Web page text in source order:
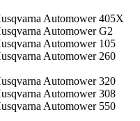
Automower 405X
Automower G2
Automower 105
Automower 260
Automower 320
Automower 308
Automower 550